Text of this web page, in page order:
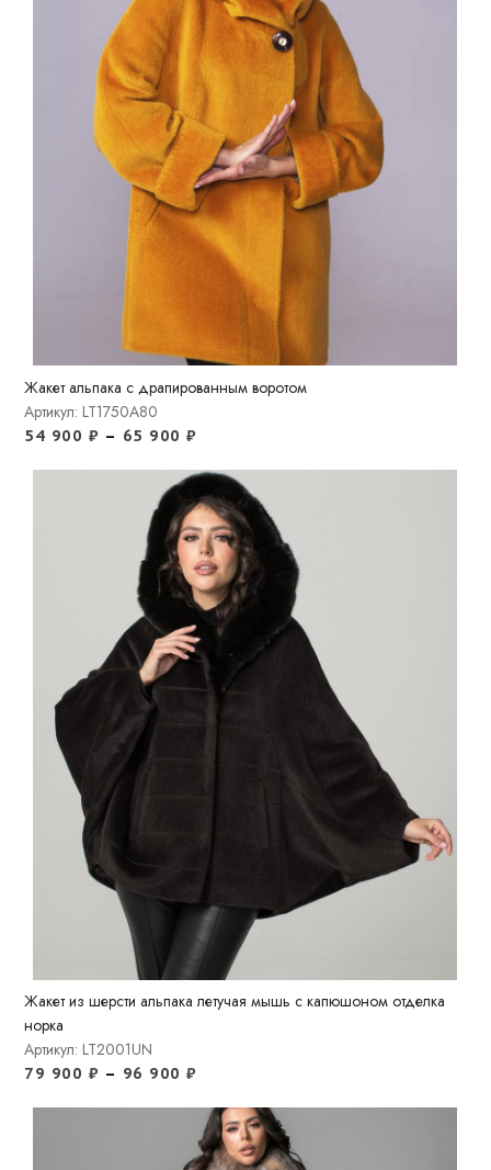
Жакет альпака с драпированным воротом
Артикул: LT1750A80
54 900 ₽ – 65 900₽
Жакет из шерсти альпака летучая мышь с капюшоном отделка
норка
Артикул: LT2001UN
79 900 ₽ – 96 900₽